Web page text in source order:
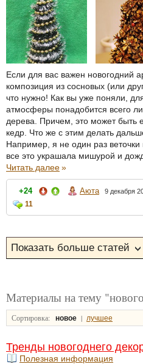
Если для вас важен новогодний
композиция из сосновых (или
что нужно! Как вы уже поняли,
атмосферы понадобится всего
дерева. Причем, это может быть
кедр. Что же с этим делать
Например, я не один раз веточки
все это украшала мишурой и
Читать далее»
+24 Аюта 9 декабря
11
Материалы на тему
Сортировка: новое | лучшее
Тренды новогоднего
Полезная информация